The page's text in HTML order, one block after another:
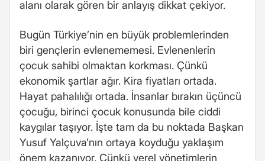
alanı olarak gören bir anlayış dikkat çekiyor.
Bugün Türkiye’nin en büyük problemlerinden
biri gençlerin evlenememesi. Evlenenlerin
çocuk sahibi olmaktan korkması. Çünkü
ekonomik şartlar ağır. Kira fiyatları ortada.
Hayat pahalılığı ortada. İnsanlar bırakın üçüncü
çocuğu, birinci çocuk konusunda bile ciddi
kaygılar taşıyor. İşte tam da bu noktada Başkan
Yusuf Yalçuva’nın ortaya koyduğu yaklaşım
önem kazanıyor. Çünkü yerel yönetimlerin